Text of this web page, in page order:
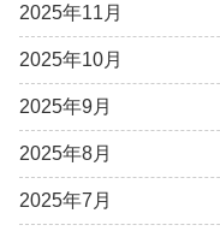
2025年11月
2025年10月
2025年9月
2025年8月
2025年7月